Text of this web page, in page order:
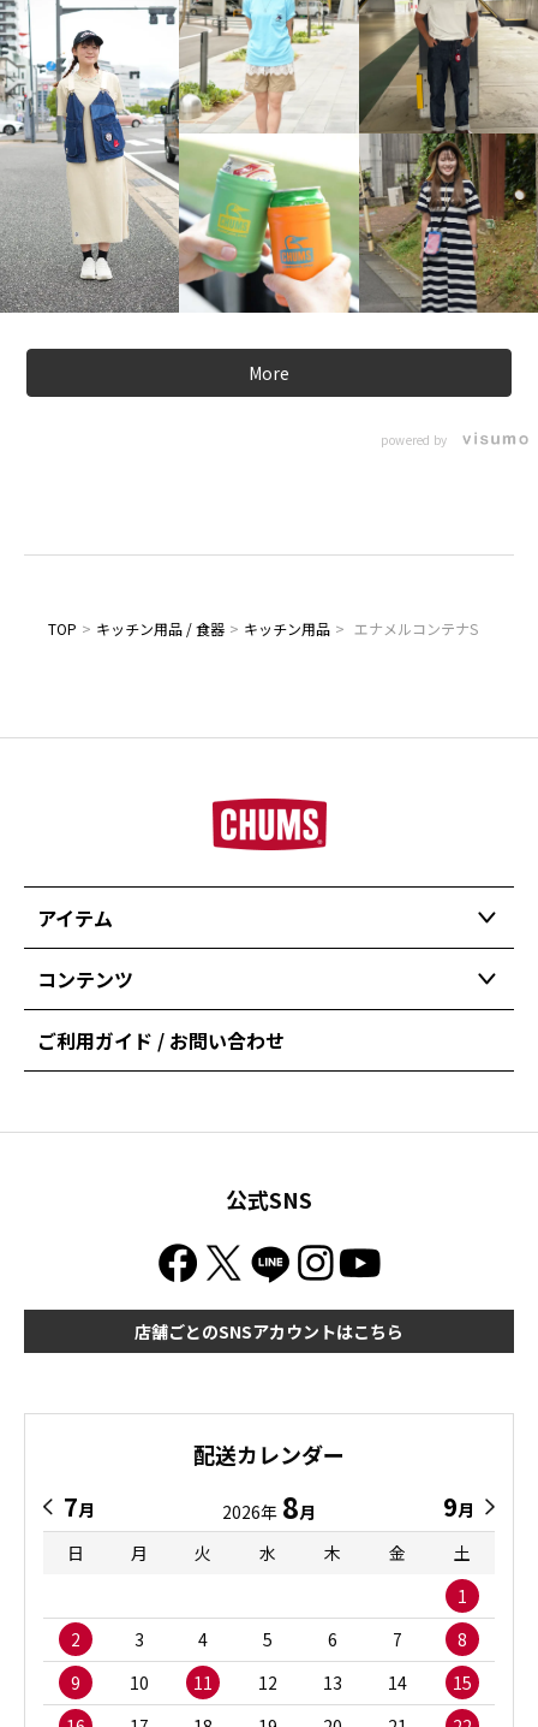
More
powered by
TOP > キッチン用品 / 食器 > キッチン用品 > エナメルコンテナS
アイテム
コンテンツ
ご利用ガイド / お問い合わせ
公式SNS
店舗ごとのSNSアカウントはこちら
配送カレンダー
7月 2026年 8月 9月
日
月 火 水 木 金
土
1
2
3 4 5 6 7
8
9
10 11 12 13 14
15